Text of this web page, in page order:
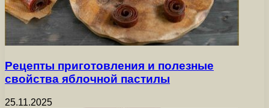
Рецепты приготовления и полезные
свойства яблочной пастилы
25.11.2025